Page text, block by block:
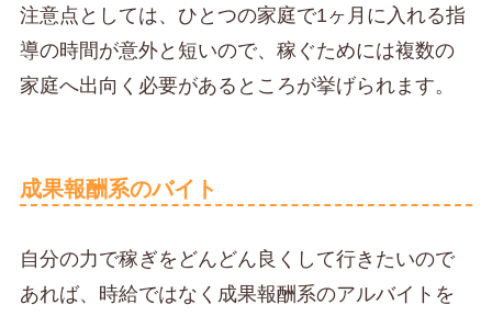
注意点としては、ひとつの家庭で1ヶ月に入れる指
導の時間が意外と短いので、稼ぐためには複数の
家庭へ出向く必要があるところが挙げられます。
成果報酬系のバイト
自分の力で稼ぎをどんどん良くして行きたいので
あれば、時給ではなく成果報酬系のアルバイトを